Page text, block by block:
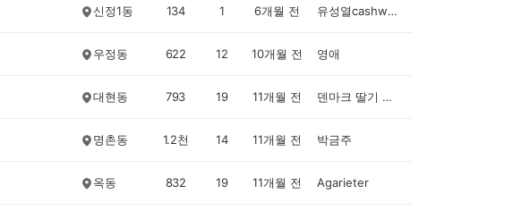
신정1동 134 1 6개월 전 유성열cashwalker
우정동 622 12 10개월 전 영애
대현동 793 19 11개월 전 덴마크 딸기 🇩🇰 🍓
명촌동 1.2천 14 11개월 전 박금주
옥동 832 19 11개월 전 Agarieter